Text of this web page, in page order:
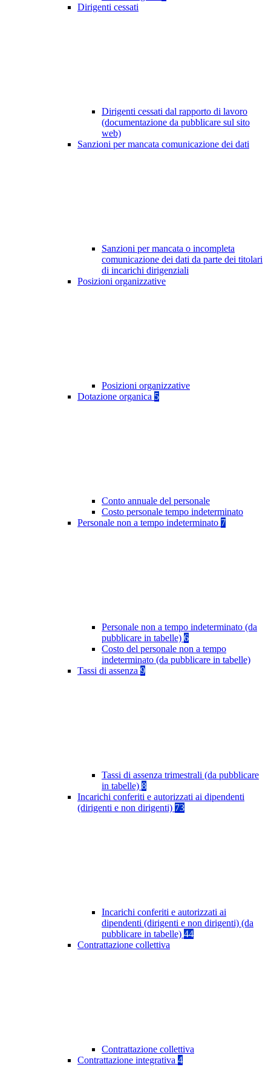
Dirigenti cessati
Dirigenti cessati dal rapporto di lavoro
(documentazione da pubblicare sul sito
web)
Sanzioni per mancata comunicazione dei dati
Sanzioni per mancata o incompleta
comunicazione dei dati da parte dei titolari
di incarichi dirigenziali
Posizioni organizzative
Posizioni organizzative
Dotazione organica 5
Conto annuale del personale
Costo personale tempo indeterminato
Personale non a tempo indeterminato 7
Personale non a tempo indeterminato (da
pubblicare in tabelle) 6
Costo del personale non a tempo
indeterminato (da pubblicare in tabelle)
Tassi di assenza 9
Tassi di assenza trimestrali (da pubblicare
in tabelle) 8
Incarichi conferiti e autorizzati ai dipendenti
(dirigenti e non dirigenti) 73
Incarichi conferiti e autorizzati ai
dipendenti (dirigenti e non dirigenti) (da
pubblicare in tabelle) 44
Contrattazione collettiva
Contrattazione collettiva
Contrattazione integrativa 4